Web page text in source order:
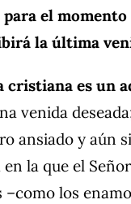
el momento
la última
cristiana es un
venida
ansiado y aún
la que el
–como los